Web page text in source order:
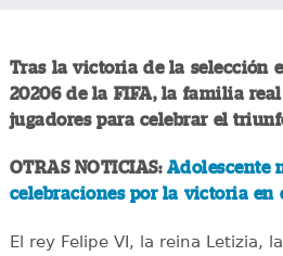
Tras la victoria de la selección
20206 de la FIFA, la familia
jugadores para celebrar el
OTRAS NOTICIAS: Adolescente
celebraciones por la victoria en
El rey Felipe VI, la reina Letizia,